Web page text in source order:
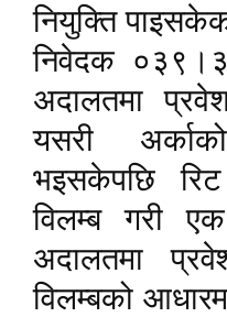
नियुक्ति
निवेदक
अदालतमा
यसरी
भइसकेपछि
विलम्ब गरी
अदालतमा
विलम्बको